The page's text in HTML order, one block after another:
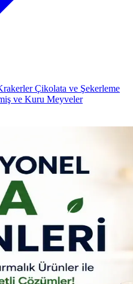
Çikolata ve Şekerleme
ve Kuru Meyveler